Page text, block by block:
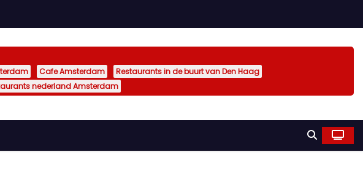
Cafe Amsterdam
Restaurants in de buurt van Den Haag
nederland Amsterdam